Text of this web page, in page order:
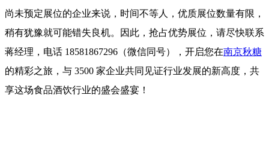
尚未预定展位的企业来说，时间不等人，优质展位数量有限，
稍有犹豫就可能错失良机。因此，抢占优势展位，请尽快联系
蒋经理，电话 18581867296（微信同号），开启您在南京秋糖
的精彩之旅，与 3500 家企业共同见证行业发展的新高度，共
享这场食品酒饮行业的盛会盛宴！